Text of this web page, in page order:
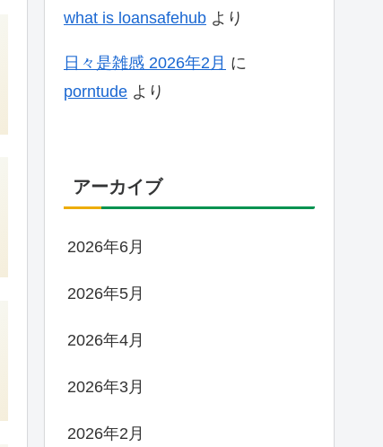
what is loansafehub より
日々是雑感 2026年2月 に
porntude より
アーカイブ
2026年6月
2026年5月
2026年4月
2026年3月
2026年2月